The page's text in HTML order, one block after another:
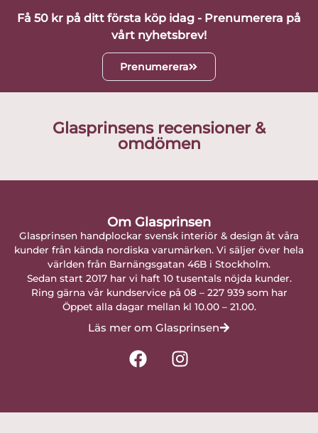
Få 50 kr på ditt första köp idag - Prenumerera på
vårt nyhetsbrev!
Prenumerera
Glasprinsens recensioner &
omdömen
Om Glasprinsen
Glasprinsen handplockar svensk interiör & design åt våra
kunder från kända nordiska varumärken. Vi säljer över hela
världen från Barnängsgatan 46B i Stockholm.
Sedan start 2017 har vi haft 10 tusentals nöjda kunder.
Ring gärna vår kundservice på 08 – 227 939 som har
Öppet alla dagar mellan kl 10.00 – 21.00.
Läs mer om Glasprinsen
F
a
I
n